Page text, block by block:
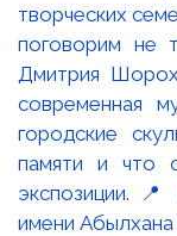
творческих
поговорим не
Дмитрия
современная
городские
памяти и что
экспозиции.
имени